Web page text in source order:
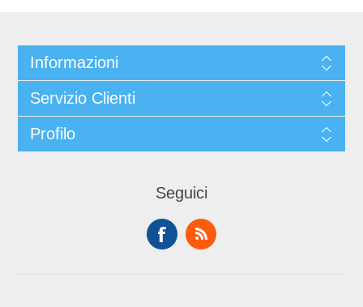
Informazioni
Servizio Clienti
Profilo
Seguici